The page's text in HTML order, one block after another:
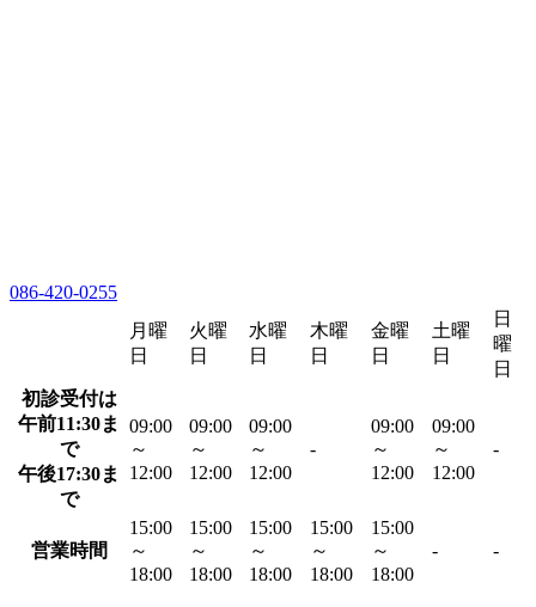
086-420-0255
月曜
日
火曜
日
水曜
日
木曜
日
金曜
日
土曜
日
日
曜
日
初診受付は
午前11:30ま
で
午後17:30ま
で
09:00
～
12:00
09:00
～
12:00
09:00
～
12:00
-
09:00
～
12:00
09:00
～
12:00
-
営業時間
15:00
～
18:00
15:00
～
18:00
15:00
～
18:00
15:00
～
18:00
15:00
～
18:00
- -